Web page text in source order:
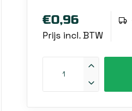
€0,96
Prijs incl. BTW